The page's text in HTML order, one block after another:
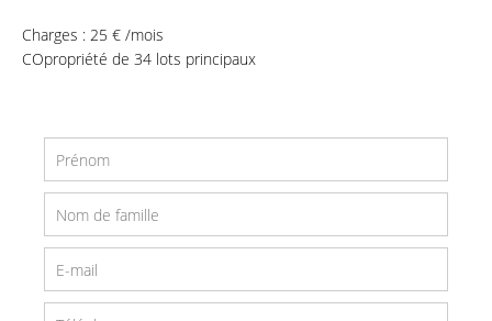
Charges : 25 € /mois
COpropriété de 34 lots principaux